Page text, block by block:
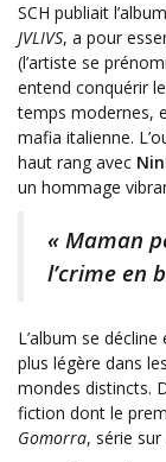
SCH publiait
JVLIVS, a pour
(l’artiste se
entend conquérir
temps modernes,
mafia italienne.
haut rang avec
un hommage
« Maman
l’crime en
L’album se
plus légère dans
mondes distincts.
fiction dont le
Gomorra, série